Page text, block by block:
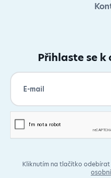
Přihlaste se
Kliknutím na tlačítko odebírat